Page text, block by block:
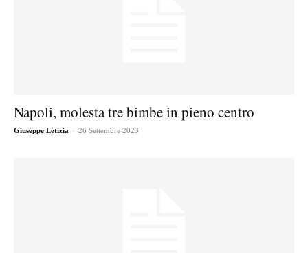
Napoli, molesta tre bimbe in pieno centro
Giuseppe Letizia - 26 Settembre 2023